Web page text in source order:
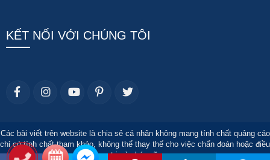
KẾT NỐI VỚI CHÚNG TÔI
Các bài viết trên website là chia sẻ cá nhân không mang tính chất quảng cáo
chỉ có tính chất tham khảo, không thể thay thế cho việc chẩn đoán hoặc điều
trị của bác sĩ.